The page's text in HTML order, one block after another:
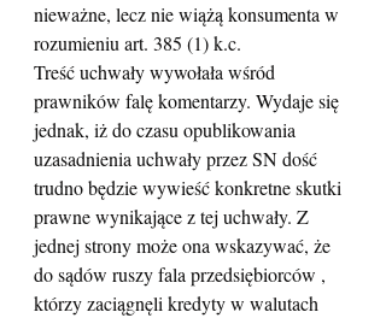
nieważne, lecz nie wiążą konsumenta w
rozumieniu art. 385 (1) k.c.
Treść uchwały wywołała wśród
prawników falę komentarzy. Wydaje się
jednak, iż do czasu opublikowania
uzasadnienia uchwały przez SN dość
trudno będzie wywieść konkretne skutki
prawne wynikające z tej uchwały. Z
jednej strony może ona wskazywać, że
do sądów ruszy fala przedsiębiorców ,
którzy zaciągnęli kredyty w walutach